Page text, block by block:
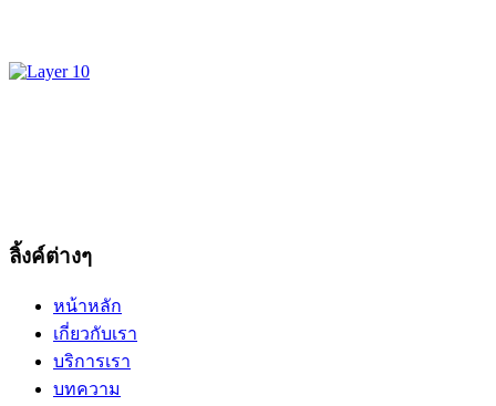
ลิ้งค์ต่างๆ
หน้าหลัก
เกี่ยวกับเรา
บริการเรา
บทความ